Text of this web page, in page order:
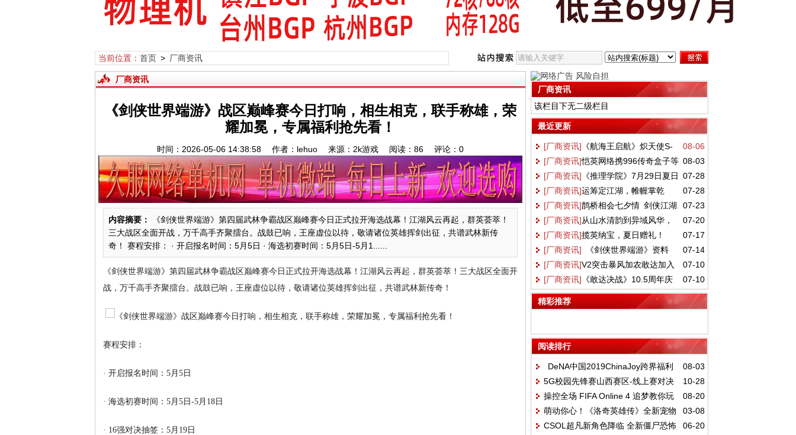
当前位置： 首页 > 厂商资讯
厂商资讯
《剑侠世界端游》战区巅峰赛今日打响，相生相克，联手称雄，荣
耀加冕，专属福利抢先看！
时间：2026-05-06 14:38:58 作者：lehuo 来源：2k游戏 阅读： 86 评论： 0
内容摘要：
《剑侠世界端游》第四届武林争霸战区巅峰赛今日正式拉开海选战幕！江湖风云再起，群英荟萃！
三大战区全面开战，万千高手齐聚擂台。战鼓已响，王座虚位以待，敬请诸位英雄挥剑出征，共谱武林新传
奇！ 赛程安排： · 开启报名时间：5月5日 · 海选初赛时间：5月5日-5月1......
《剑侠世界端游》第四届武林争霸战区巅峰赛今日正式拉开海选战幕！江湖风云再起，群英荟萃！三大战区全面开
战，万千高手齐聚擂台。战鼓已响，王座虚位以待，敬请诸位英雄挥剑出征，共谱武林新传奇！
赛程安排：
· 开启报名时间：5月5日
· 海选初赛时间：5月5日-5月18日
· 16强对决抽签：5月19日
厂商资讯
该栏目下无二级栏目
最近更新
08-06
[厂商资讯] 《航海王启航》炽天使S-
蛇女正式登场！这份阵容搭配请收好
08-03
[厂商资讯]恺英网络携996传奇盒子等
三大产品亮相2026 ChinaJoy 沙巴克城、
归心城池实景落地展馆
07-28
[厂商资讯] 《推理学院》7月29日夏日
盛会活动完美呈现
07-28
[厂商资讯]运筹定江湖，帷幄掌乾
坤！《剑网一》全新资料片【运筹帷幄】今
日上线！
07-23
[厂商资讯]鹊桥相会七夕情 剑侠江湖
共良辰 《剑网2》七夕版本今日浪漫开启！
07-20
[厂商资讯]从山水清韵到异域风华，
盛夏新裳伴你共赴新章！
07-17
[厂商资讯]揽英纳宝，夏日赠礼！
《剑侠世界3》夏日新品与福利上线！
07-14
[厂商资讯] 《剑侠世界端游》资料
片 “开疆拓土” 今日上线，战域领土开放07-10
[厂商资讯]V2突击暴风加农敢达加入
《敢达争锋对决》 历战活动开放免费获取
07-10
[厂商资讯] 《敢达决战》10.5周年庆
典盛大开启！V2突击暴风加农敢达重磅登场
精彩推荐
阅读排行
08-03
DeNA中国2019ChinaJoy跨界福利
大集合
10-28
5G校园先锋赛山西赛区-线上赛对决
精彩回顾，续写荣耀篇章
08-20
操控全场 FIFA Online 4 追梦教你玩
转经理人
03-08
萌动你心！《洛奇英雄传》全新宠物
玩法3.13上线
06-20
CSOL超凡新角色降临 全新僵尸恐怖